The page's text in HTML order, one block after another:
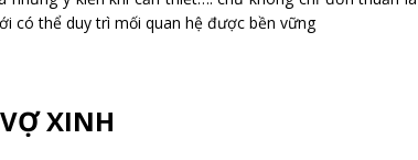
có thể duy trì mối quan hệ được bền vững
XINH